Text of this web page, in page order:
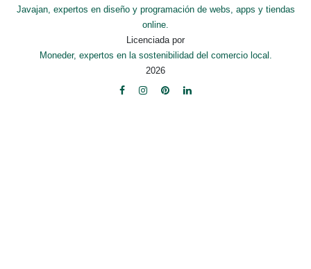
Javajan, expertos en diseño y programación de webs, apps y tiendas
online.
Licenciada por
Moneder, expertos en la sostenibilidad del comercio local.
2026